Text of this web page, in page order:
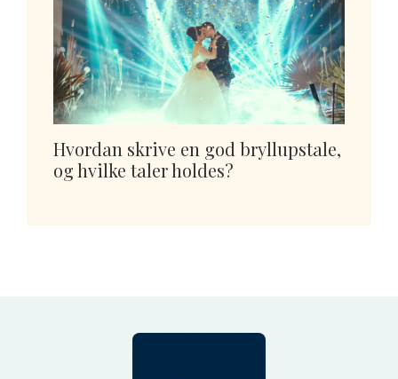
Hvordan skrive en god bryllupstale,
og hvilke taler holdes?